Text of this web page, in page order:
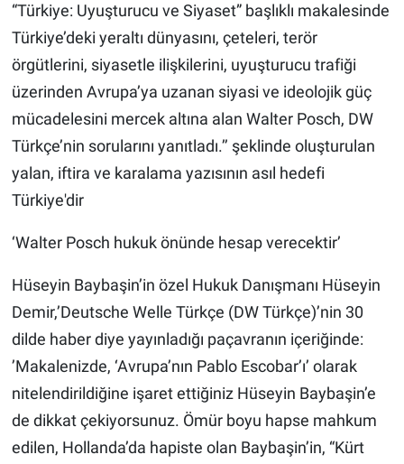
“Türkiye: Uyuşturucu ve Siyaset” başlıklı makalesinde
Türkiye’deki yeraltı dünyasını, çeteleri, terör
örgütlerini, siyasetle ilişkilerini, uyuşturucu trafiği
üzerinden Avrupa’ya uzanan siyasi ve ideolojik güç
mücadelesini mercek altına alan Walter Posch, DW
Türkçe’nin sorularını yanıtladı.’’ şeklinde oluşturulan
yalan, iftira ve karalama yazısının asıl hedefi
Türkiye'dir
‘Walter Posch hukuk önünde hesap verecektir’
Hüseyin Baybaşin’in özel Hukuk Danışmanı Hüseyin
Demir,’Deutsche Welle Türkçe (DW Türkçe)’nin 30
dilde haber diye yayınladığı paçavranın içeriğinde:
’Makalenizde, ‘Avrupa’nın Pablo Escobar’ı’ olarak
nitelendirildiğine işaret ettiğiniz Hüseyin Baybaşin’e
de dikkat çekiyorsunuz. Ömür boyu hapse mahkum
edilen, Hollanda’da hapiste olan Baybaşin’in, “Kürt
Bölge